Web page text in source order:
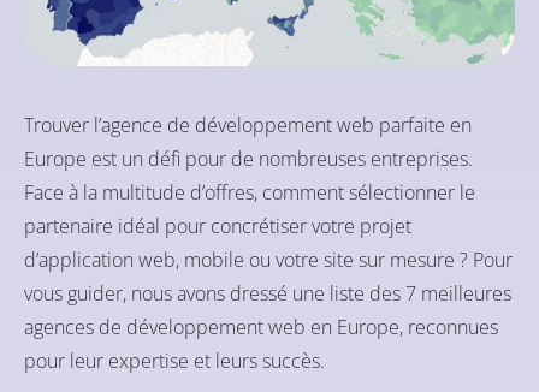
Trouver l’agence de développement web parfaite en
Europe est un défi pour de nombreuses entreprises.
Face à la multitude d’offres, comment sélectionner le
partenaire idéal pour concrétiser votre projet
d’application web, mobile ou votre site sur mesure ? Pour
vous guider, nous avons dressé une liste des 7 meilleures
agences de développement web en Europe, reconnues
pour leur expertise et leurs succès.